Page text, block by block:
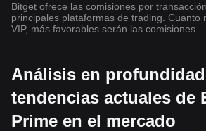
Bitget ofrece las comisiones por
principales plataformas de trading. Cuanto
VIP, más favorables serán las comisiones.
Análisis en
tendencias actuales de
Prime en el mercado